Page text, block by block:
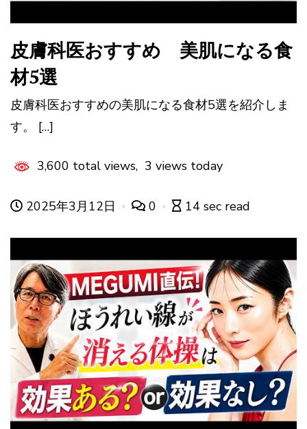
皮膚科医おすすめ 美肌になる食
材5選
皮膚科医おすすめの美肌になる食材5選を紹介しま
す。 […]
3,600 total views, 3 views today
2025年3月12日 0 14 sec read